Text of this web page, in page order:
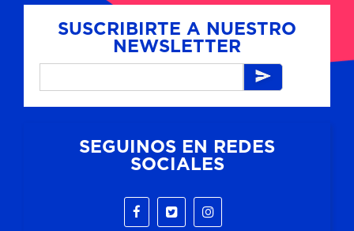
SUSCRIBIRTE A NUESTRO
NEWSLETTER
SEGUINOS EN REDES
SOCIALES